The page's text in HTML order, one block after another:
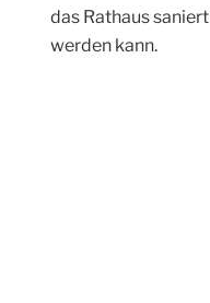
das Rathaus saniert
werden kann.